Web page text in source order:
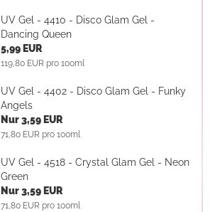
UV Gel - 4410 - Disco Glam Gel -
Dancing Queen
5,99 EUR
119,80 EUR pro 100ml
UV Gel - 4402 - Disco Glam Gel - Funky
Angels
Nur 3,59 EUR
71,80 EUR pro 100ml
UV Gel - 4518 - Crystal Glam Gel - Neon
Green
Nur 3,59 EUR
71,80 EUR pro 100ml